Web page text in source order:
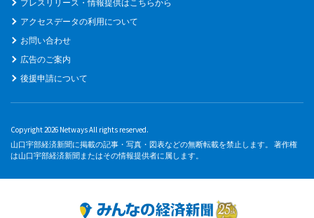
プレスリリース・情報提供はこちらから
アクセスデータの利用について
お問い合わせ
広告のご案内
後援申請について
Copyright 2026 Netways All rights reserved.
山口宇部経済新聞に掲載の記事・写真・図表などの無断転載を禁止します。 著作権
は山口宇部経済新聞またはその情報提供者に属します。